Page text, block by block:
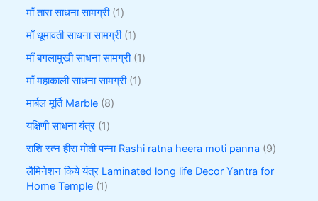
माँ तारा साधना सामग्री 1
माँ धूमावती साधना सामग्री 1
माँ बगलामुखी साधना सामग्री 1
माँ महाकाली साधना सामग्री 1
मार्बल मूर्ति Marble 8
यक्षिणी साधना यंत्र 1
राशि रत्न हीरा मोती पन्ना Rashi ratna heera moti panna 9
लैमिनेशन किये यंत्र Laminated long life Decor Yantra for
Home Temple 1